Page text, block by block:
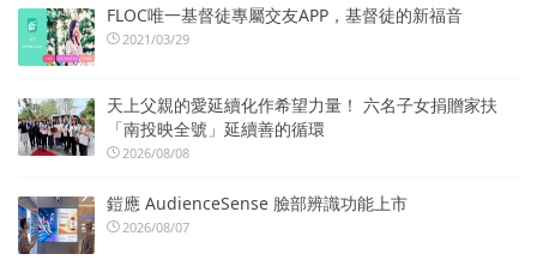
FLOC唯一基督徒專屬交友APP，基督徒的新福音
2021/03/29
天上父親的愛延續化作希望力量！ 六名子女捐贈家扶
「南投映全號」延續善的循環
2026/08/08
鎧應 AudienceSense 臉部辨識功能上市
2026/08/07